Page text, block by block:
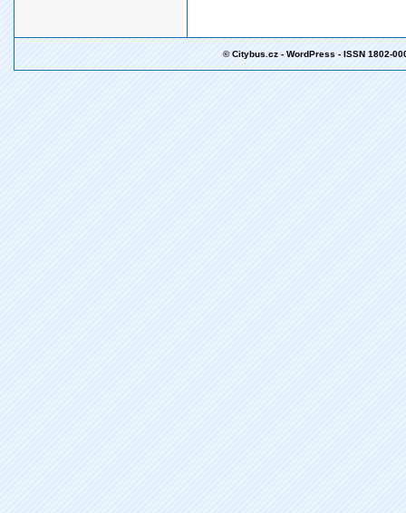
© Citybus.cz - WordPress - ISSN 1802-